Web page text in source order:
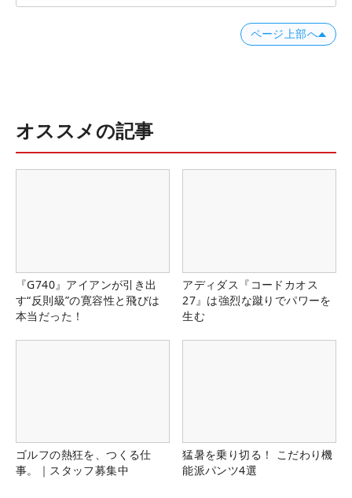
ページ上部へ
オススメの記事
『G740』アイアンが引き出
す“反則級”の寛容性と飛びは
本当だった！
アディダス『コードカオス
27』は強烈な蹴りでパワーを
生む
ゴルフの熱狂を、つくる仕
事。｜スタッフ募集中
猛暑を乗り切る！ こだわり機
能派パンツ4選